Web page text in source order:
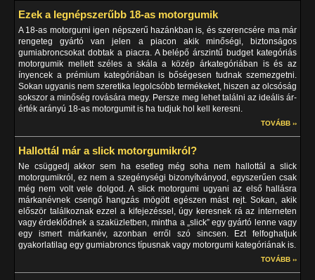
Ezek a legnépszerűbb 18-as motorgumik
A 18-as motorgumi igen népszerű hazánkban is, és szerencsére ma már
rengeteg gyártó van jelen a piacon akik minőségi, biztonságos
gumiabroncsokat dobtak a piacra. A belépő árszintű budget kategóriás
motorgumik mellett széles a skála a közép árkategóriában is és az
ínyencek a prémium kategóriában is bőségesen tudnak szemezgetni.
Sokan ugyanis nem szeretika legolcsóbb termékeket, hiszen az olcsóság
sokszor a minőség rovására megy. Persze meg lehet találni az ideális ár-
érték arányú 18-as motorgumit is ha tudjuk hol kell keresni.
TOVÁBB ››
Hallottál már a slick motorgumikról?
Ne csüggedj akkor sem ha esetleg még soha nem hallottál a slick
motorgumikról, ez nem a szegénységi bizonyítványod, egyszerűen csak
még nem volt vele dolgod. A slick motorgumi ugyani az első hallásra
márkanévnek csengő hangzás mögött egészen mást rejt. Sokan, akik
először találkoznak ezzel a kifejezéssel, úgy keresnek rá az interneten
vagy érdeklődnek a szaküzletben, mintha a „slick” egy gyártó lenne vagy
egy ismert márkanév, azonban erről szó sincsen. Ezt felfoghatjuk
gyakorlatilag egy gumiabroncs típusnak vagy motorgumi kategóriának is.
TOVÁBB ››